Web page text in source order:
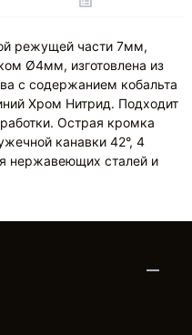
режущей части 7мм,
Ø4мм, изготовлена из
с содержанием кобальта
Хром Нитрид. Подходит
Острая кромка
канавки 42°, 4
нержавеющих сталей и